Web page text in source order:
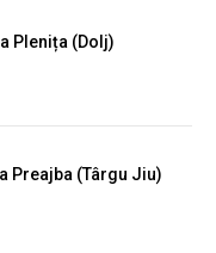
Plenița (Dolj)
Preajba (Târgu Jiu)